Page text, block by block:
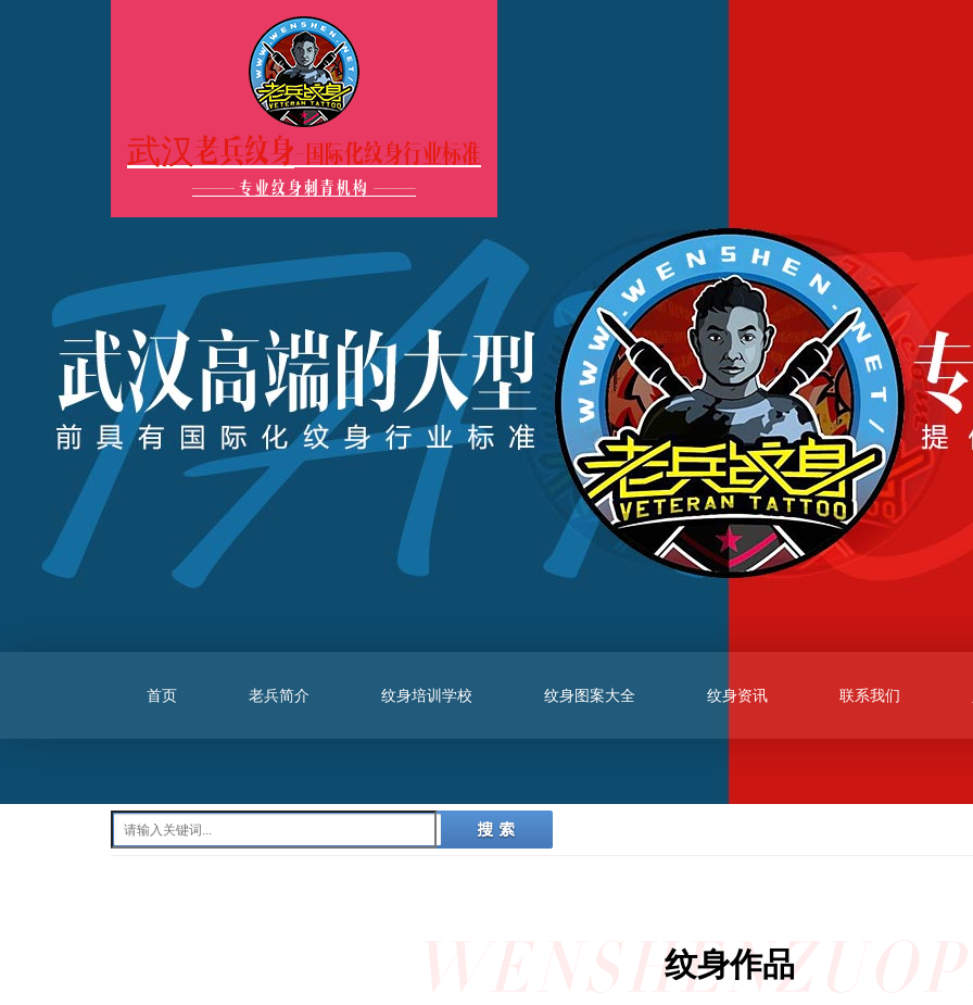
武汉老兵纹身-国际化纹身行业标准
——— 专业纹身刺青机构 ———
首页 老兵简介 纹身培训学校 纹身图案大全 纹身资讯 联系我们
纹身作品